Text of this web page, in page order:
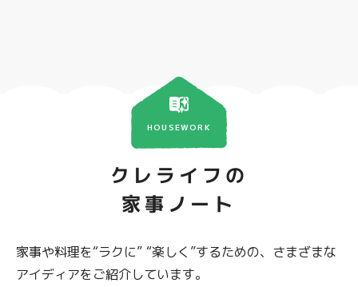
HOUSEWORK
クレライフの
家事ノート
家事や料理を“ラクに” “楽しく”するための、さまざまな
アイディアをご紹介しています。